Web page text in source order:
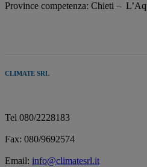
Province competenza: Chieti –
CLIMATE SRL
Tel 080/2228183
Fax: 080/9692574
Email: info@climatesrl.it